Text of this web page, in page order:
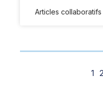
Articles collaboratifs
1